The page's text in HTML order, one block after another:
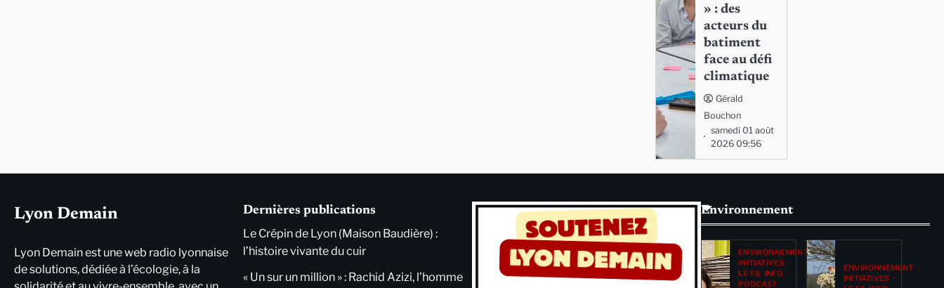
» : des
acteurs du
batiment
face au défi
climatique
Gérald
Bouchon
samedi 01 août
2026 09:56
Lyon Demain
Lyon Demain est une web radio lyonnaise
de solutions, dédiée à l’écologie, à la
Dernières publications
Le Crépin de Lyon (Maison Baudière) :
l’histoire vivante du cuir
« Un sur un million » : Rachid Azizi, l’homme
Environnement
ENVIRONNEMENT
INITIATIVES
LE FIL INFO
PODCAST
ENVIRONNEMENT
INITIATIVES